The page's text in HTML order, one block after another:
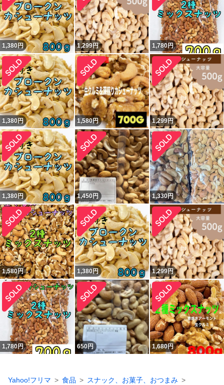
1,380円 1,299円 1,780円
1,380円 1,580円 1,299円
1,380円 1,450円 1,330円
1,580円 1,380円 1,299円
1,780円 650円 1,680円
Yahoo!フリマ 食品
スナック、お菓子、おつまみ